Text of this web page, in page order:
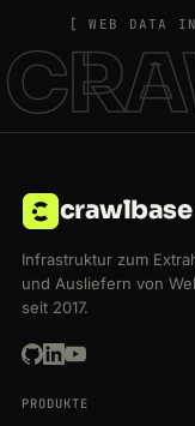
[ WEB DATA
crawlbase
Infrastruktur zum
und Ausliefern von
seit 2017.
PRODUKTE